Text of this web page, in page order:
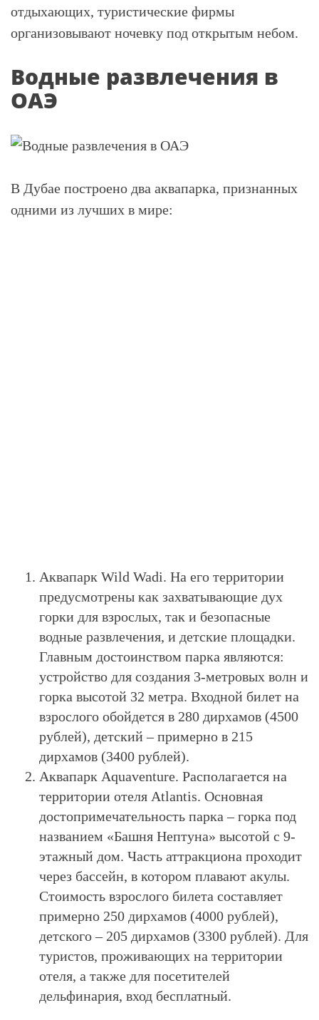
отдыхающих, туристические фирмы
организовывают ночевку под открытым небом.
Водные развлечения в
ОАЭ
В Дубае построено два аквапарка, признанных
одними из лучших в мире:
Аквапарк Wild Wadi. На его территории
предусмотрены как захватывающие дух
горки для взрослых, так и безопасные
водные развлечения, и детские площадки.
Главным достоинством парка являются:
устройство для создания 3-метровых волн и
горка высотой 32 метра. Входной билет на
взрослого обойдется в 280 дирхамов (4500
рублей), детский – примерно в 215
дирхамов (3400 рублей).
Аквапарк Aquaventure. Располагается на
территории отеля Atlantis. Основная
достопримечательность парка – горка под
названием «Башня Нептуна» высотой с 9-
этажный дом. Часть аттракциона проходит
через бассейн, в котором плавают акулы.
Стоимость взрослого билета составляет
примерно 250 дирхамов (4000 рублей),
детского – 205 дирхамов (3300 рублей). Для
туристов, проживающих на территории
отеля, а также для посетителей
дельфинария, вход бесплатный.